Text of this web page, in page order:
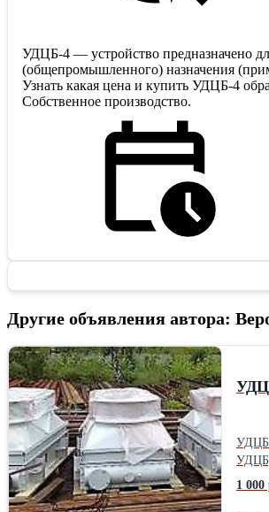
УДЦБ-4 — устройство предназначено
(общепромышленного) назначения
Узнать какая цена и купить УДЦБ-4
Собственное производство.
Другие объявления автора:
1 000